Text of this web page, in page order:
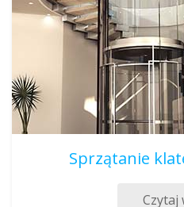
Sprzątanie
Czytaj